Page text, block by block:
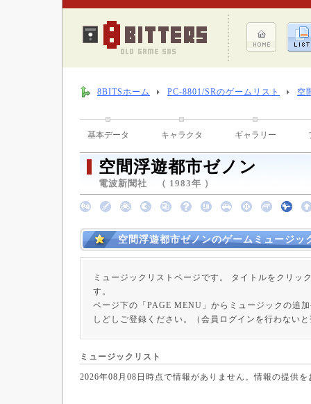
8BITSホーム PC-8801/SRのゲームリスト 空
基本データ キャラクタ ギャラリー
空間浮遊都市ゼノン
電波新聞社 （ 1983年 ）
空間浮遊都市ゼノンのゲームミュージッ
ミュージックリストページです。 タイトルをクリッ
す。
ページ下の「PAGE MENU」からミュージックの追
しどしご登録ください。（会員ログインを行わない
ミュージックリスト
2026年08月08日時点で情報がありません。情報の提供